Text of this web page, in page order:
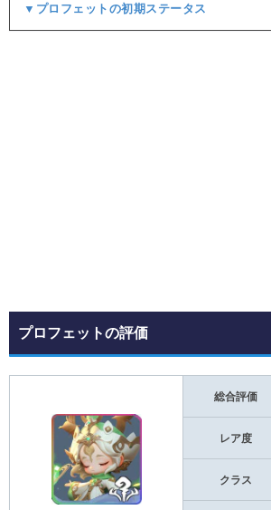
▼プロフェットの初期ステータス
プロフェットの評価
総合評価
レア度
クラス